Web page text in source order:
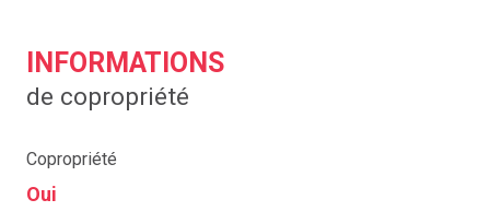
INFORMATIONS
de copropriété
Copropriété
Oui